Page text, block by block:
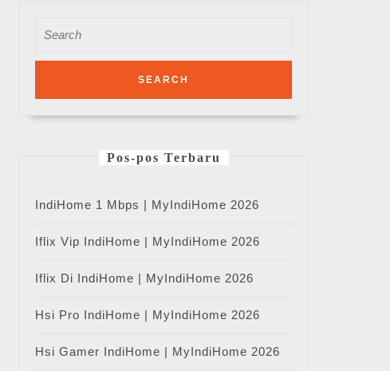
for:
Pos-pos Terbaru
IndiHome 1 Mbps | MyIndiHome 2026
Iflix Vip IndiHome | MyIndiHome 2026
Iflix Di IndiHome | MyIndiHome 2026
Hsi Pro IndiHome | MyIndiHome 2026
Hsi Gamer IndiHome | MyIndiHome 2026